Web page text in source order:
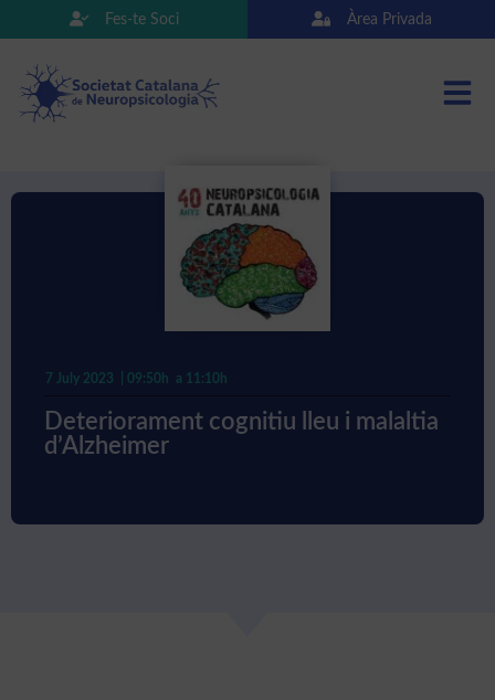
Fes-te Soci Àrea Privada
7 July 2023 | 09:50h a 11:10h
Deteriorament cognitiu lleu i malaltia
d’Alzheimer